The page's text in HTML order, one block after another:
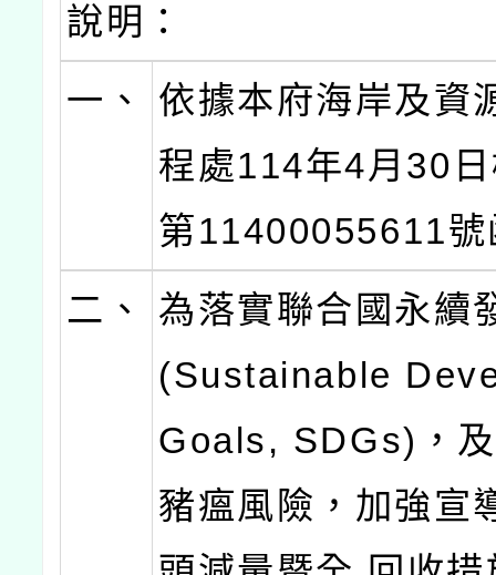
說明：
一、
依據本府海岸及資
程處114年4月30
第11400055611號
二、
為落實聯合國永續
(Sustainable
Goals, SDGs)，
豬瘟風險，加強宣